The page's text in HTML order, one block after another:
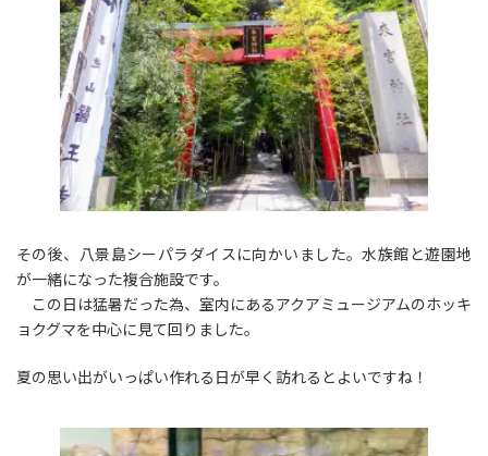
その後、八景島シーパラダイスに向かいました。水族館と遊園地
が一緒になった複合施設です。
この日は猛暑だった為、室内にあるアクアミュージアムのホッキ
ョクグマを中心に見て回りました。
夏の思い出がいっぱい作れる日が早く訪れるとよいですね！